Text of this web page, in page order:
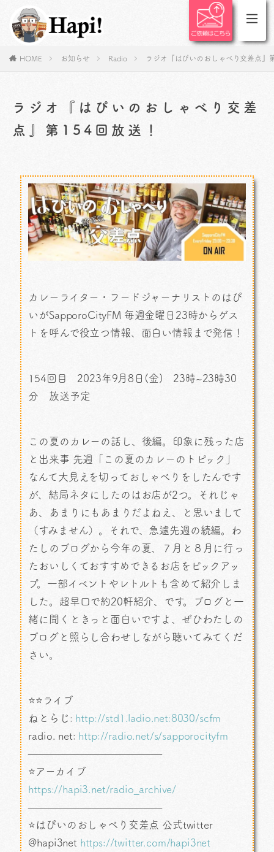
HOME お知らせ Radio ラジオ『はぴいのおしゃべり交差点』
ラジオ『はぴいのおしゃべり交差
点』第154回放送！
カレーライター・フードジャーナリストのはぴ
いがSapporoCityFM 毎週金曜日23時からゲス
トを呼んで役立つ情報、面白い情報まで発信！
154回目 2023年9月8日(金) 23時~23時30
分 放送予定
この夏のカレーの話し、後編。印象に残った店
と出来事 先週「この夏のカレーのトピック」
なんて大見えを切っておしゃべりをしたんです
が、結局ネタにしたのはお店が2つ。それじゃ
あ、あまりにもあまりだよねえ、と思いまして
（すみません）。それで、急遽先週の続編。わ
たしのブログから今年の夏、７月と８月に行っ
たおいしくておすすめできるお店をピックアッ
プ。一部イベントやレトルトも含めて紹介しま
した。超早口で約20軒紹介、です。ブログと一
緒に聞くときっと面白いですよ、ぜひわたしの
ブログと照らし合わせしながら聴いてみてくだ
さい。
⭐⭐ライブ
ねとらじ: http://std1.ladio.net:8030/scfm
radio. net: http://radio.net/s/sapporocityfm
—————————————
⭐アーカイブ
https://hapi3.net/radio_archive/
—————————————
⭐はぴいのおしゃべり交差点 公式twitter
@hapi3net https://twitter.com/hapi3net